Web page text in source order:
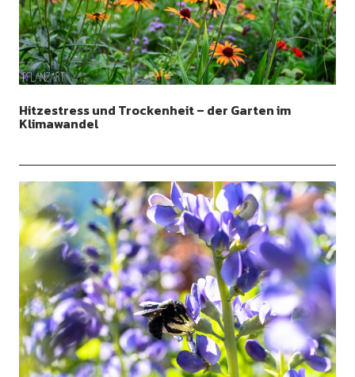
Hitzestress und Trockenheit – der Garten im
Klimawandel